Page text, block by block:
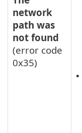
network
path was
not found
(error code
0x35)
•